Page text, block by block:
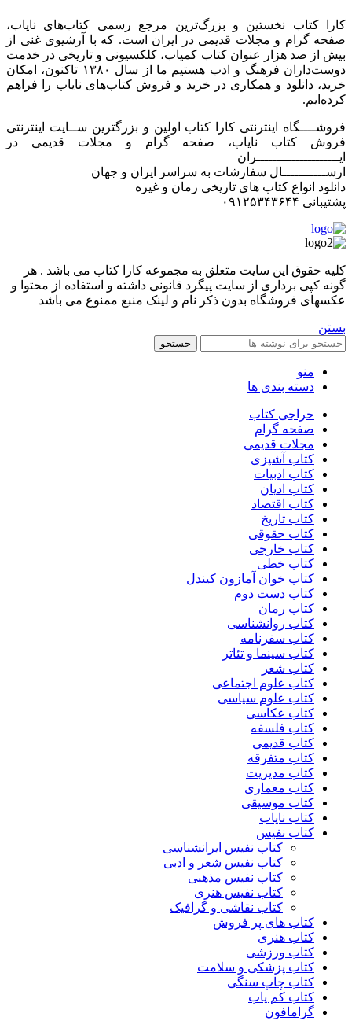
کارا کتاب نخستین و بزرگ‌ترین مرجع رسمی کتاب‌های نایاب،
صفحه گرام و مجلات قدیمی در ایران است. که با آرشیوی غنی از
بیش از صد هزار عنوان کتاب کمیاب، کلکسیونی و تاریخی در خدمت
دوست‌داران فرهنگ و ادب هستیم ما از سال ۱۳۸۰ تاکنون، امکان
خرید، دانلود و همکاری در خرید و فروش کتاب‌های نایاب را فراهم
کرده‌ایم.
فروشــــگاه اینترنتی کارا کتاب اولین و بزرگترین ســایت اینترنتی
فروش کتاب نایاب، صفحه گرام و مجلات قدیمی در
ایـــــــــــــــــــــران
ارســـــــــــال سفارشات به سراسر ایران و جهان
دانلود انواع کتاب های تاریخی رمان و غیره
پشتیبانی ۰۹۱۲۵۳۴۳۶۴۴
کليه حقوق اين سايت متعلق به مجموعه کارا کتاب می باشد . هر
گونه کپی برداری از سایت پیگرد قانونی داشته و استفاده از محتوا و
عکسهای فروشگاه بدون ذکر نام و لینک منبع ممنوع می باشد
بستن
جستجو
منو
دسته بندی ها
حراجی کتاب
صفحه گرام
مجلات قدیمی
کتاب آشپزی
کتاب ادبیات
کتاب ادیان
کتاب اقتصاد
کتاب تاریخ
کتاب حقوقی
کتاب خارجی
کتاب خطی
کتاب خوان آمازون کیندل
کتاب دست دوم
کتاب رمان
کتاب روانشناسی
کتاب سفرنامه
کتاب سینما و تئاتر
کتاب شعر
کتاب علوم اجتماعی
کتاب علوم سیاسی
کتاب عکاسی
کتاب فلسفه
کتاب قدیمی
کتاب متفرقه
کتاب مدیریت
کتاب معماری
کتاب موسیقی
کتاب نایاب
کتاب نفیس
کتاب نفیس ایرانشناسی
کتاب نفیس شعر و ادبی
کتاب نفیس مذهبی
کتاب نفیس هنری
کتاب نقاشی و گرافیک
کتاب های پر فروش
کتاب هنری
کتاب ورزشی
کتاب پزشکی و سلامت
کتاب چاپ سنگی
کتاب کم یاب
گرامافون